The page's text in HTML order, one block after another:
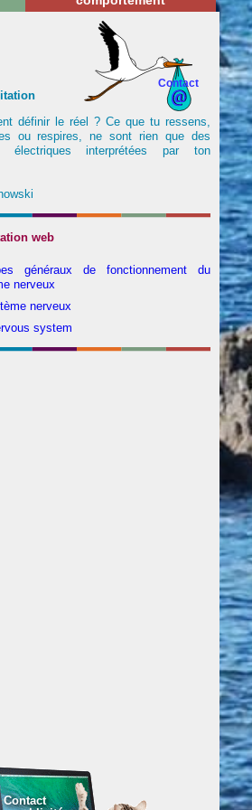
Contact
définir le réel ? Ce que tu ressens,
ou respires, ne sont rien que des
électriques interprétées par ton
web
généraux de fonctionnement du
nerveux
nerveux
system
Contact